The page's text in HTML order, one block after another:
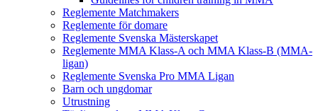
Reglemente Matchmakers
Reglemente för domare
Reglemente Svenska Mästerskapet
Reglemente MMA Klass-A och MMA Klass-B (MMA-
ligan)
Reglemente Svenska Pro MMA Ligan
Barn och ungdomar
Utrustning